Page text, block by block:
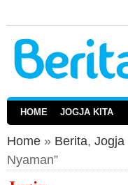
HOME JOGJA KITA
Home » Berita, Jogja
Nyaman”